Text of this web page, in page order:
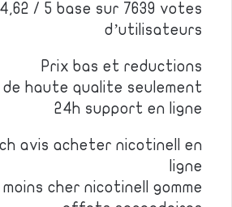
/ 5 base sur 7639 votes
d’utilisateurs
Prix bas et reductions
haute qualite seulement
24h support en ligne
avis acheter nicotinell en
ligne
cher nicotinell gomme